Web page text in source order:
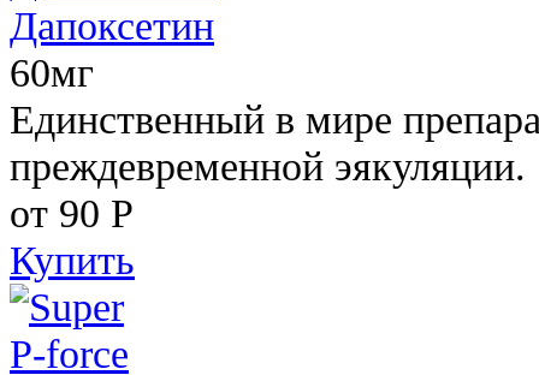
Дапоксетин
60мг
Единственный в мире
преждевременной эякуляции.
от 90 Р
Купить